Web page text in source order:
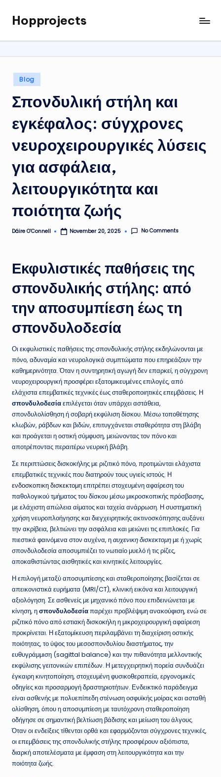
content
Hopprojects
Posted
in
Blog
Σπονδυλική στήλη και
εγκέφαλος: σύγχρονες
νευροχειρουργικές λύσεις
για ασφάλεια,
λειτουργικότητα και
ποιότητα ζωής
Posted
Dáire O’Connell November 20, 2025 No Comments
Εκφυλιστικές παθήσεις της
σπονδυλικής στήλης: από
την αποσυμπίεση έως τη
σπονδυλοδεσία
Οι εκφυλιστικές παθήσεις της σπονδυλικής στήλης εκδηλώνονται με
πόνο, αδυναμία και νευρολογικά συμπτώματα που επηρεάζουν την
καθημερινότητα. Όταν η συντηρητική αγωγή δεν επαρκεί, η σύγχρονη
νευροχειρουργική προσφέρει εξατομικευμένες επιλογές, από
ελάχιστα επεμβατικές τεχνικές έως σταθεροποιητικές επεμβάσεις. Η
σπονδυλοδεσίαεπιλέγεται όταν υπάρχει αστάθεια,
σπονδυλολίσθηση ή σοβαρή εκφύλιση δίσκου. Μέσω τοποθέτησης
κλωβών, ράβδων και βιδών, επιτυγχάνεται σταθερότητα στη βλάβη
και προάγεται η οστική σύμφυση, μειώνοντας τον πόνο και
αποτρέποντας περαιτέρω νευρική βλάβη.
Σε περιπτώσεις δισκοκήλης με ριζιτικό πόνο, προτιμώνται ελάχιστα
επεμβατικές τεχνικές που διατηρούν τους υγιείς ιστούς. Η
ενδοσκοπικη δισκεκτομηεπιτρέπει στοχευμένη αφαίρεση του
παθολογικού τμήματος του δίσκου μέσω μικροσκοπικής πρόσβασης,
με ελάχιστη απώλεια αίματος και ταχεία ανάρρωση. Η συστηματική
χρήση νευροπλοήγησης και διεγχειρητικής ακτινοσκόπησης αυξάνει
την ακρίβεια, βελτιώνει την ασφάλεια και μειώνει τις επιπλοκές. Για
πιεστικά φαινόμενα στον αυχένα, ηαυχενικη δισκεκτομημε ή χωρίς
σπονδυλοδεσία αποσυμπιέζει το νωτιαίο μυελό ή τις ρίζες,
αποκαθιστώντας αισθητικές και κινητικές λειτουργίες.
Η επιλογή μεταξύ αποσυμπίεσης και σταθεροποίησης βασίζεται σε
απεικονιστικά ευρήματα (MRI/CT), κλινική εικόνα και λειτουργική
αξιολόγηση. Σε ασθενείς με μηχανικό πόνο που επιδεινώνεται με
κίνηση, ησπονδυλοδεσίαπαρέχει προβλέψιμη ανακούφιση, ενώ σε
ριζιτικό πόνο από εστιακή δισκοκήλη η μικροχειρουργική αφαίρεση
προκρίνεται. Η εξατομίκευση περιλαμβάνει τη διαχείριση οστικής
ποιότητας, το ύψος του μεσοσπονδυλίου διαστήματος, την
ευθυγράμμιση (sagittal balance) και την πιθανότητα μελλοντικής
εκφύλισης γειτονικών επιπέδων. Η μετεγχειρητική πορεία συνδυάζει
έγκαιρη κινητοποίηση, στοχευμένη φυσικοθεραπεία, εργονομικές
οδηγίες και προσαρμογή δραστηριοτήτων. Ενδεικτικό παράδειγμα
είναι ασθενής με πολυεπίπεδη στένωση οσφυϊκής μοίρας και ασταθή
ολίσθηση, όπου η αποσυμπίεση με ταυτόχρονη σταθεροποίηση
οδήγησε σε σημαντική βελτίωση βάδισης και μείωση του άλγους.
Όταν οι ενδείξεις τίθενται ορθά και εφαρμόζονται σύγχρονες τεχνικές,
οι επεμβάσεις της σπονδυλικής στήλης προσφέρουν αξιόπιστα,
διαρκή αποτελέσματα με έμφαση στη λειτουργικότητα και την
ποιότητα ζωής.